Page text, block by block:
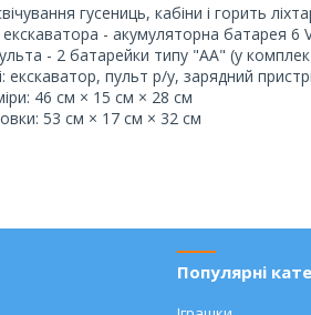
гусениць, кабіни і горить
- акумуляторна батарея 6
- 2 батарейки типу "АА" (у
екскаватор, пульт р/у, зарядний
46 см × 15 см × 28 см
53 см × 17 см × 32 см
Популярні